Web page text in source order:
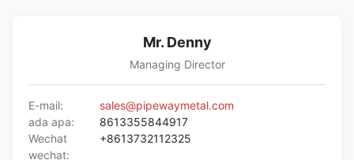
Mr. Denny
Managing Director
E-mail:
sales@pipewaymetal.com
ada apa:
8613355844917
Wechat
wechat:
+8613732112325